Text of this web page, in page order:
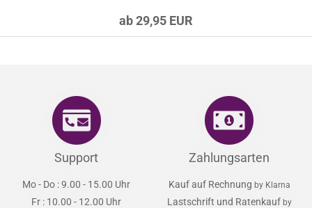
ab 29,95 EUR
Support
Mo - Do : 9.00 - 15.00 Uhr
Fr : 10.00 - 12.00 Uhr
Zahlungsarten
Kauf auf Rechnung by Klarna
Lastschrift und Ratenkauf by